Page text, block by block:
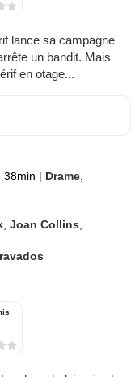
lance sa campagne
un bandit. Mais
en otage...
38min | Drame
,Joan Collins